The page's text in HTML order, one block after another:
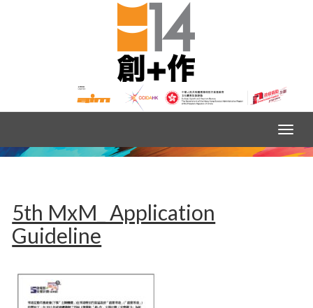
5th MxM_ Application
Guideline